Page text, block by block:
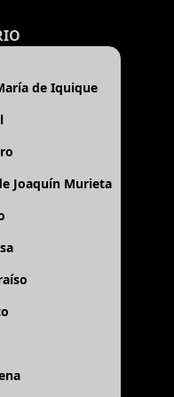
de Iquique
Joaquín Murieta